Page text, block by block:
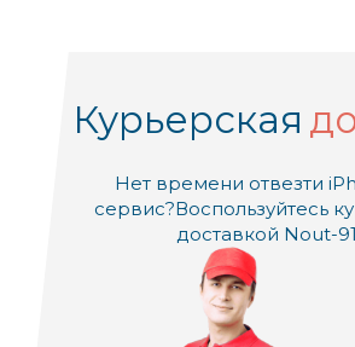
Курьерская
Нет времени отвезти
сервис?Воспользуйтесь
доставкой Nout-